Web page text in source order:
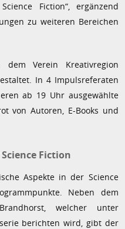
Fiction“, ergänzend
zu weiteren Bereichen
Verein Kreativregion
In 4 Impulsreferaten
ab 19 Uhr ausgewählte
von Autoren, E-Books und
Fiction
Aspekte in der Science
Neben dem
welcher unter
berichten wird, gibt der